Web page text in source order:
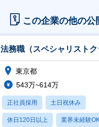
この企業の他の公
法務職（スペシャリストク
東京都
543万~614万
正社員採用 土日祝休み
休日120日以上 業界未経験